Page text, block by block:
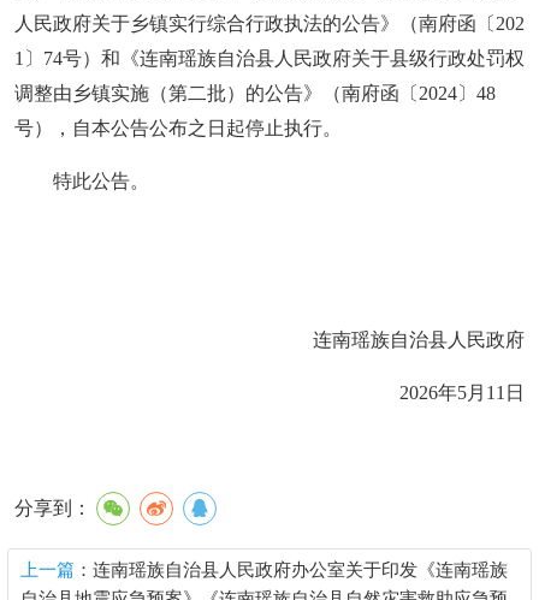
人民政府关于乡镇实行综合行政执法的公告》（南府函〔202
1〕74号）和《连南瑶族自治县人民政府关于县级行政处罚权
调整由乡镇实施（第二批）的公告》（南府函〔2024〕48
号），自本公告公布之日起停止执行。
特此公告。
连南瑶族自治县人民政府
2026年5月11日
分享到：
上一篇 ：连南瑶族自治县人民政府办公室关于印发《连南瑶族